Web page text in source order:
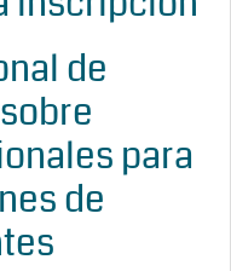
de
para
de